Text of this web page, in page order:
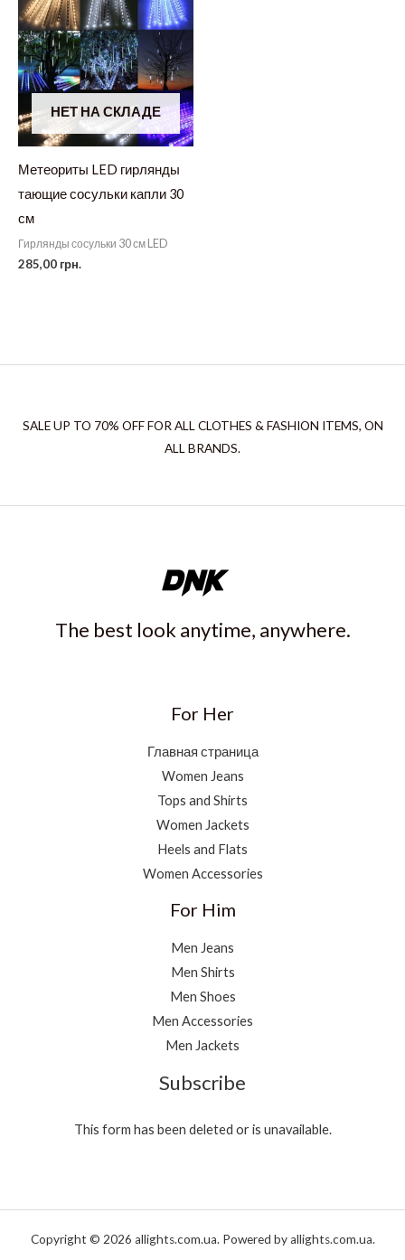
НЕТ НА СКЛАДЕ
Метеориты LED гирлянды
тающие сосульки капли 30
см
Гирлянды сосульки 30 см LED
285,00 грн.
SALE UP TO 70% OFF FOR ALL CLOTHES & FASHION ITEMS, ON
ALL BRANDS.
The best look anytime, anywhere.
For Her
Главная страница
Women Jeans
Tops and Shirts
Women Jackets
Heels and Flats
Women Accessories
For Him
Men Jeans
Men Shirts
Men Shoes
Men Accessories
Men Jackets
Subscribe
This form has been deleted or is unavailable.
Copyright © 2026 allights.com.ua. Powered by allights.com.ua.